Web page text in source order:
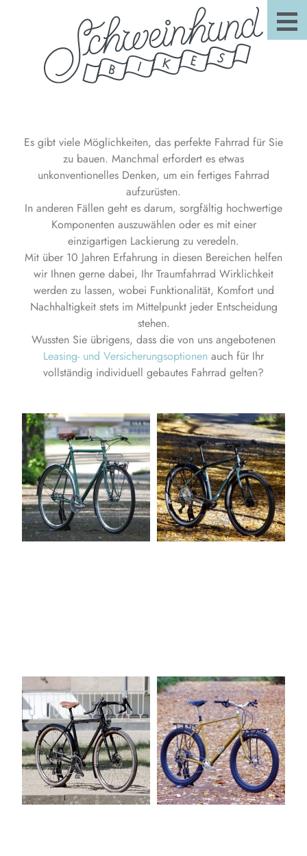
Es gibt viele Möglichkeiten, das perfekte Fahrrad für Sie
zu bauen. Manchmal erfordert es etwas
unkonventionelles Denken, um ein fertiges Fahrrad
aufzurüsten.
In anderen Fällen geht es darum, sorgfältig hochwertige
Komponenten auszuwählen oder es mit einer
einzigartigen Lackierung zu veredeln.
Mit über 10 Jahren Erfahrung in diesen Bereichen helfen
wir Ihnen gerne dabei, Ihr Traumfahrrad Wirklichkeit
werden zu lassen, wobei Funktionalität, Komfort und
Nachhaltigkeit stets im Mittelpunkt jeder Entscheidung
stehen.
Wussten Sie übrigens, dass die von uns angebotenen
Leasing- und Versicherungsoptionen auch für Ihr
vollständig individuell gebautes Fahrrad gelten?